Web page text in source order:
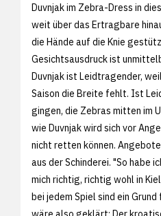
Duvnjak im Zebra-Dress in
weit über das Ertragbare
die Hände auf die Knie
Gesichtsausdruck ist
Duvnjak ist Leidtragender,
Saison die Breite fehlt. Ist
gingen, die Zebras mitten im
wie Duvnjak wird sich vor
nicht retten können.
aus der Schinderei. "So habe
mich richtig, richtig wohl in
bei jedem Spiel sind ein Grund